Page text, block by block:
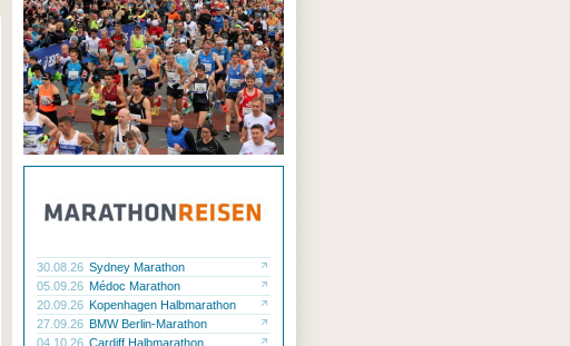
30.08.26 Sydney Marathon
05.09.26 Médoc Marathon
20.09.26 Kopenhagen Halbmarathon
27.09.26 BMW Berlin-Marathon
04.10.26 Cardiff Halbmarathon